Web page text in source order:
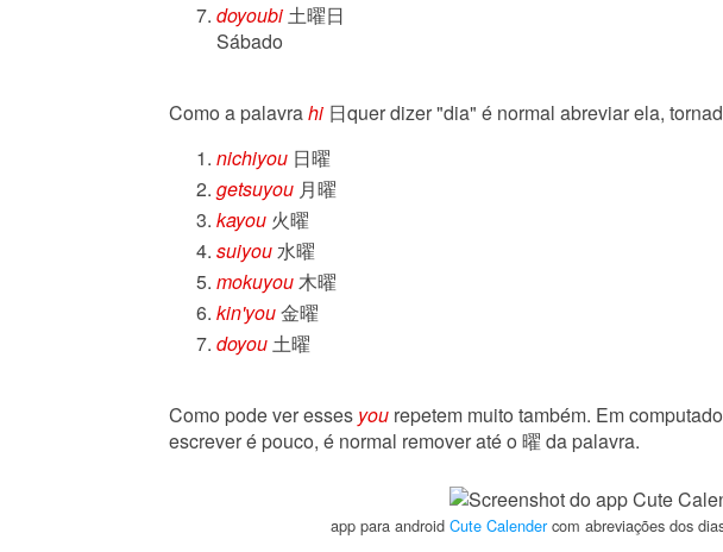
doyoubi土曜日
Sábado
Como a palavrahi 日quer dizer "dia" é normal abreviar ela,
nichiyou 日曜
getsuyou 月曜
kayou 火曜
suiyou水曜
mokuyou木曜
kin'you金曜
doyou土曜
Como pode ver esses you repetem muito também. Em
escrever é pouco, é normal remover até o 曜 da palavra.
app para android Cute Calendercom abreviações dos